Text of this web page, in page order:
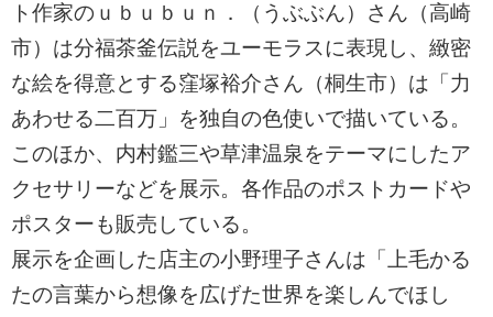
ト作家のｕｂｕｂｕｎ．（うぶぶん）さん（高崎
市）は分福茶釜伝説をユーモラスに表現し、緻密
な絵を得意とする窪塚裕介さん（桐生市）は「力
あわせる二百万」を独自の色使いで描いている。
このほか、内村鑑三や草津温泉をテーマにしたア
クセサリーなどを展示。各作品のポストカードや
ポスターも販売している。
展示を企画した店主の小野理子さんは「上毛かる
たの言葉から想像を広げた世界を楽しんでほし